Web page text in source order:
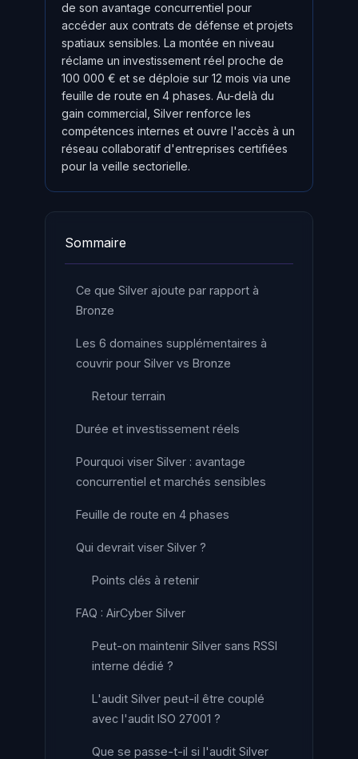
de son avantage concurrentiel pour
accéder aux contrats de défense et projets
spatiaux sensibles. La montée en niveau
réclame un investissement réel proche de
100 000 € et se déploie sur 12 mois via une
feuille de route en 4 phases. Au-delà du
gain commercial, Silver renforce les
compétences internes et ouvre l'accès à un
réseau collaboratif d'entreprises certifiées
pour la veille sectorielle.
Sommaire
Ce que Silver ajoute par rapport à
Bronze
Les 6 domaines supplémentaires à
couvrir pour Silver vs Bronze
Retour terrain
Durée et investissement réels
Pourquoi viser Silver : avantage
concurrentiel et marchés sensibles
Feuille de route en 4 phases
Qui devrait viser Silver ?
Points clés à retenir
FAQ : AirCyber Silver
Peut-on maintenir Silver sans RSSI
interne dédié ?
L'audit Silver peut-il être couplé
avec l'audit ISO 27001 ?
Que se passe-t-il si l'audit Silver